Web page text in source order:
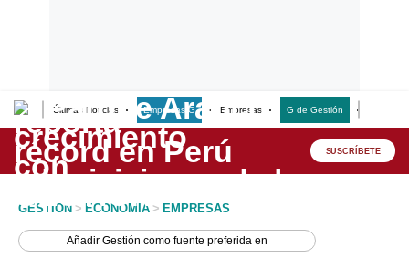
Últimas Noticias Empresas G Empresas G de Gestión
Lo último
Peru Quiosco SUSCRÍBETE
GESTION > ECONOMIA > EMPRESAS
AñadirGestión como fuente preferida en